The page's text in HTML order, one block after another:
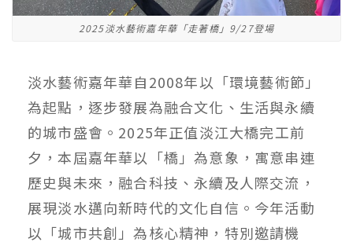
2025淡水藝術嘉年華「走著橋」9/27登場
淡水藝術嘉年華自2008年以「環境藝術節」
為起點，逐步發展為融合文化、生活與永續
的城市盛會。2025年正值淡江大橋完工前
夕，本屆嘉年華以「橋」為意象，寓意串連
歷史與未來，融合科技、永續及人際交流，
展現淡水邁向新時代的文化自信。今年活動
以「城市共創」為核心精神，特別邀請機